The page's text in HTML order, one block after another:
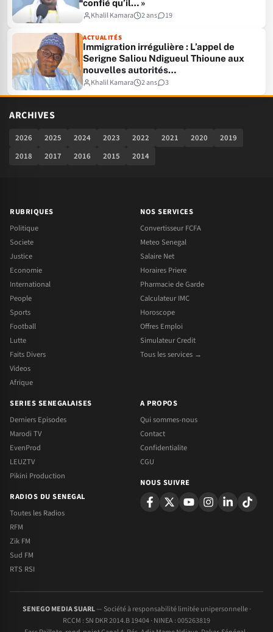
confié qu’il… »
Khalil Kamara
2 ans 19
ACTUALITÉS
Immigration irrégulière : L’appel de
Serigne Saliou Ndigueul Thioune aux
nouvelles autorités…
Khalil Kamara
2 ans 3
ARCHIVES
2026 2025 2024 2023 2022 2021 2020
2019
2018
2017 2016 2015 2014
RUBRIQUES
Politique
Societe
Justice
Economie
International
People
Sports
Football
Lutte
Faits Divers
Videos
Afrique
NOS SERVICES
Convertisseur FCFA
Meteo Senegal
Salaire Net
Horaires Priere
Pharmacie de Garde
Calculateur IMC
Horoscope
Offres Emploi
Simulateur Credit
Tous les services →
SERIES SENEGALAISES
Derniers Episodes
Marodi TV
EvenProd
LEUZTV
Pikini Production
RADIOS DU SENEGAL
Toutes les Radios
RFM
Zik FM
Sud FM
RTS RSI
A PROPOS
Qui sommes-nous
Contact
Confidentialite
CGU
NOUS SUIVRE
SENEGO MEDIA SUARL— Société à responsabilité limitée unipersonnelle ·
RCCM : SN DKR 2014.B 19404 · NINEA : 005263819